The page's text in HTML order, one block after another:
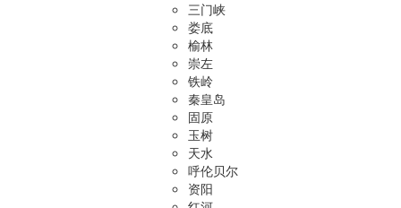
三门峡
娄底
榆林
崇左
铁岭
秦皇岛
固原
玉树
天水
呼伦贝尔
资阳